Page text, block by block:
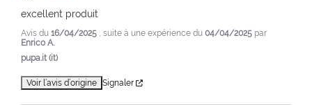
excellent produit
Avis du 16/04/2025 , suite à une expérience du 04/04/2025 par
Enrico A.
pupa.it (it)
Voir l’avis d’origine Signaler